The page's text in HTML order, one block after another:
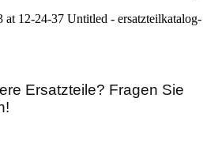
Ersatzteile? Fragen Sie